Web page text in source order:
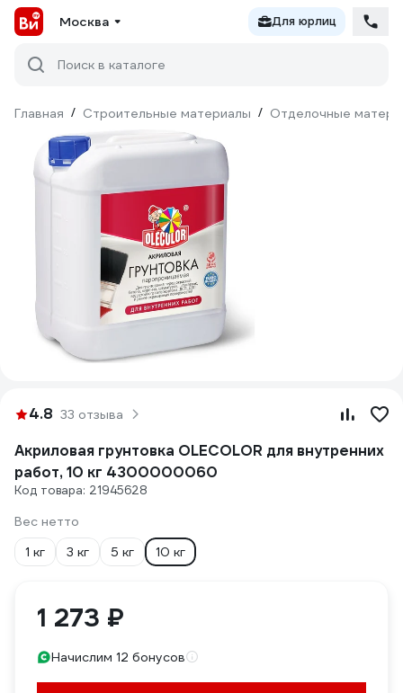
Москва Для юрлиц
Поиск в каталоге
Главная / Строительные материалы / Отделочные
4.8 33 отзыва
Акриловая грунтовка OLECOLOR для внутренних
работ, 10 кг 4300000060
Код товара: 21945628
Вес нетто
1 кг
3 кг 5 кг 10 кг
1 273 ₽
Начислим 12 бонусов